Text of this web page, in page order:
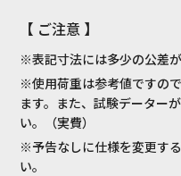
【 ご注意 】
※表記寸法には多少の公差
※使用荷重は参考値ですの
ます。また、試験データー
い。（実費）
※予告なしに仕様を変更す
い。